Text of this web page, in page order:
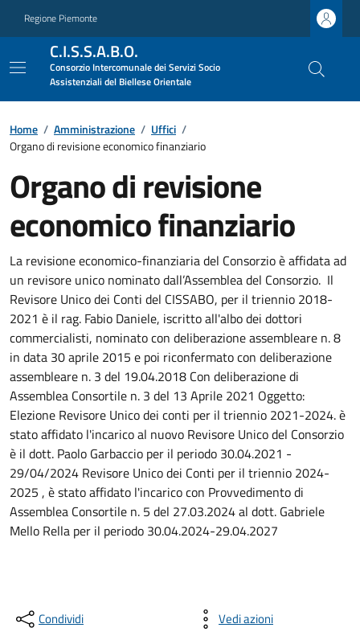
Regione Piemonte
C.I.S.S.A.B.O.
Consorzio Intercomunale dei Servizi Socio
Assistenziali del Biellese Orientale
Home / Amministrazione / Uffici /
Organo di revisione economico finanziario
Organo di revisione
economico finanziario
La revisione economico-finanziaria del Consorzio è affidata ad
un revisore unico nominato dall’Assemblea del Consorzio. Il
Revisore Unico dei Conti del CISSABO, per il triennio 2018-
2021 è il rag. Fabio Daniele, iscritto all'albo dei dottori
commercialisti, nominato con deliberazione assembleare n. 8
in data 30 aprile 2015 e poi riconfermato con deliberazione
assembleare n. 3 del 19.04.2018 Con deliberazione di
Assemblea Consortile n. 3 del 13 Aprile 2021 Oggetto:
Elezione Revisore Unico dei conti per il triennio 2021-2024. è
stato affidato l'incarico al nuovo Revisore Unico del Consorzio
è il dott. Paolo Garbaccio per il periodo 30.04.2021 -
29/04/2024 Revisore Unico dei Conti per il triennio 2024-
2025 , è stato affidato l'incarico con Provvedimento di
Assemblea Consortile n. 5 del 27.03.2024 al dott. Gabriele
Mello Rella per il periodo 30.04.2024-29.04.2027
Condividi Vedi azioni